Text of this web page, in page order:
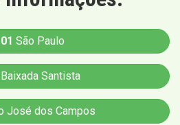
01 São Paulo
Santista
José dos Campos